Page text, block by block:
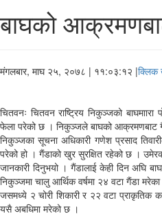
बाघको
मंगलबार, माघ २५, २०७८ | ११:०३:१२ |क्लिक
चितवनः चितवन राष्ट्रिय निकुञ्जको
फेला परेको छ । निकुञ्जले बाघको आक्रमणबाट
निकुञ्जका सूचना अधिकारी गणेश प्रसाद
परेको हो । गैंडाको खुर सुरक्षित रहेको छ ।
जानकारी दिनुभयो । गैंडालाई केही दिन अघि
निकुञ्जमा चालु आर्थिक वर्षमा २४ वटा गैंडा
जसमध्ये २ चोरी शिकारी र २२ वटा
यसै अबधिमा मरेको छ ।